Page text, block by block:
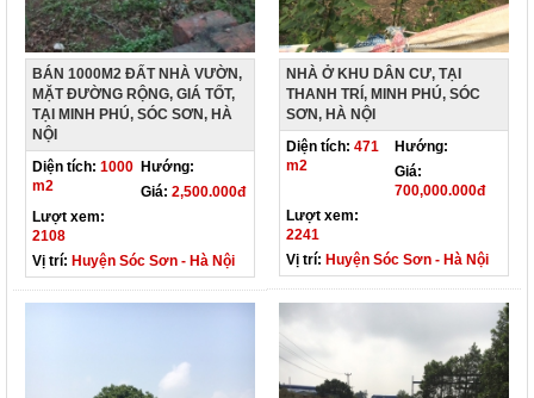
BÁN 1000M2 ĐẤT NHÀ VƯỜN,
MẶT ĐƯỜNG RỘNG, GIÁ TỐT,
TẠI MINH PHÚ, SÓC SƠN, HÀ
NỘI
Diện tích: 1000
m2
Hướng:
Giá: 2,500.000đ
Lượt xem:
2108
Vị trí: Huyện Sóc Sơn - Hà Nội
NHÀ Ở KHU DÂN CƯ, TẠI
THANH TRÍ, MINH PHÚ, SÓC
SƠN, HÀ NỘI
Diện tích: 471
m2
Hướng:
Giá:
700,000.000đ
Lượt xem:
2241
Vị trí: Huyện Sóc Sơn - Hà Nội